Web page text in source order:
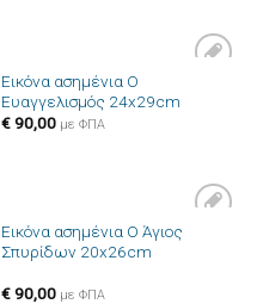
στην λίστα
Εικόνα ασημένια Ο
Ευαγγελισμός 24x29cm
€90,00 με ΦΠΑ
Πρόσθήκη
Εικόνα ασημένια Ο Άγιος
Σπυρίδων 20x26cm
€90,00 με ΦΠΑ